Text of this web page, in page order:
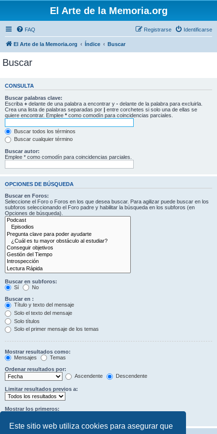
Este sitio web utiliza cookies para asegurar que
El Arte de la Memoria.org
FAQ Identificarse
Registrarse
El Arte de la Memoria.org Índice Buscar
Buscar
CONSULTA
Buscar palabras clave:
Escriba + delante de una palabra a encontrar y - delante de la palabra para excluirla.
Crea una lista de palabras separadas por | entre corchetes si solo una de ellas se
quiere encontrar. Emplee * como comodín para coincidencias parciales.
Buscar todos los términos
Buscar cualquier término
Buscar autor:
Emplee * como comodín para coincidencias parciales.
OPCIONES DE BÚSQUEDA
Buscar en Foros:
Seleccione el Foro o Foros en los que desea buscar. Para agilizar puede buscar en los
subforos seleccionando el Foro padre y habilitar la búsqueda en los subforos (en
Opciones de búsqueda).
Buscar en subforos:
Sí
No
Buscar en :
Título y texto del mensaje
Solo el texto del mensaje
Solo títulos
Solo el primer mensaje de los temas
Mostrar resultados como:
Mensajes
Temas
Ordenar resultados por:
Ascendente
Descendente
Limitar resultados previos a:
Mostrar los primeros: